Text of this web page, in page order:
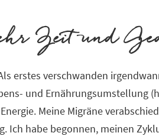
Zeit und
erstes verschwanden
und Ernährungsumstellung
Meine Migräne
habe begonnen, meinen